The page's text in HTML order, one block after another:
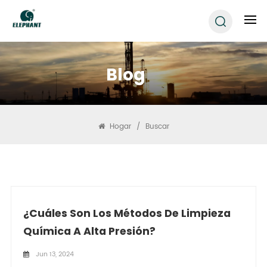
Blog
Hogar / Buscar
¿Cuáles Son Los Métodos De Limpieza
Química A Alta Presión?
Jun 13, 2024